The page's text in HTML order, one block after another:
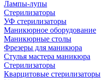
Лампы-лупы
Стерилизаторы
УФ стерилизаторы
Маникюрное оборудование
Маникюрные столы
Фрезеры для маникюра
Стулья мастера маникюра
Стерилизаторы
Кварцитовые стерилизаторы